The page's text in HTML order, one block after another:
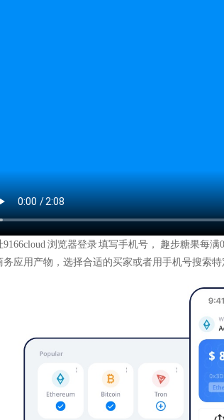
9166cloud 浏览器登录 填写手机号， 趣步糖果每
务应用产物，选择合适的买家或者用手机号搜索特